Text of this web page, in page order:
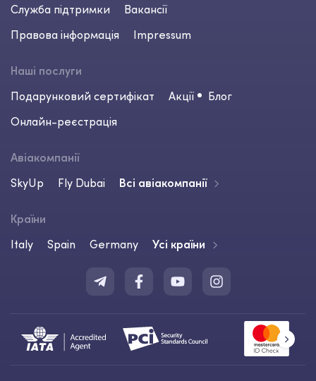
Служба підтримки
Вакансії
Правова інформація
Impressum
Наші послуги
Подарунковий сертифікат
Акції
Блог
Онлайн-реєстрація
Авіакомпанії
SkyUp
Fly Dubai Всі авіакомпанії
Країни
Italy
Spain Germany Усі країни